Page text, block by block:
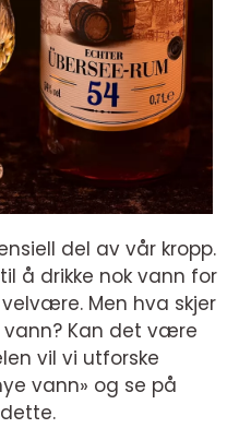
del av vår kropp.
å drikke nok vann for
Men hva skjer
Kan det være
vil vi utforske
vann» og se på